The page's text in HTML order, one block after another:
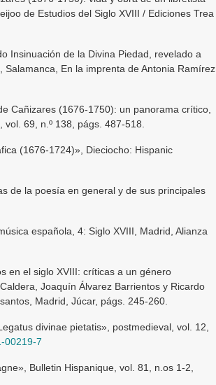
de Estudios del Siglo XVIII / Ediciones Trea
Insinuación de la Divina Piedad, revelado a
En la imprenta de Antonia Ramírez,
Cañizares (1676-1750): un panorama crítico,
69, n.º 138, págs. 487-518.
(1676-1724)», Dieciocho: Hispanic
de la poesía en general y de sus principales
española, 4: Siglo XVIII, Madrid, Alianza
en el siglo XVIII: críticas a un género
Joaquín Álvarez Barrientos y Ricardo
Madrid, Júcar, págs. 245-260.
divinae pietatis», postmedieval, vol. 12,
00219-7
Bulletin Hispanique, vol. 81, n.os 1-2,